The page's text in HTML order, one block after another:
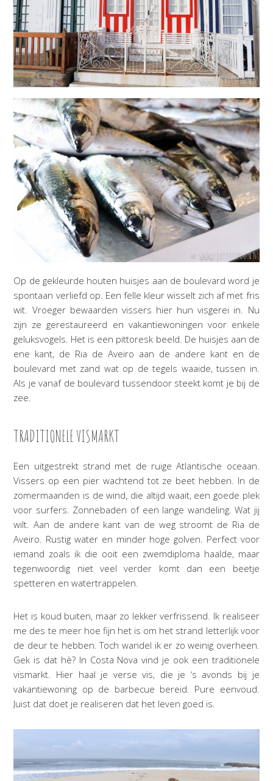
Op de gekleurde houten huisjes aan de boulevard word je
spontaan verliefd op. Een felle kleur wisselt zich af met fris
wit. Vroeger bewaarden vissers hier hun visgerei in. Nu
zijn ze gerestaureerd en vakantiewoningen voor enkele
geluksvogels. Het is een pittoresk beeld. De huisjes aan de
ene kant, de Ria de Aveiro aan de andere kant en de
boulevard met zand wat op de tegels waaide, tussen in.
Als je vanaf de boulevard tussendoor steekt komt je bij de
zee.
TRADITIONELE VISMARKT
Een uitgestrekt strand met de ruige Atlantische oceaan.
Vissers op een pier wachtend tot ze beet hebben. In de
zomermaanden is de wind, die altijd waait, een goede plek
voor surfers. Zonnebaden of een lange wandeling. Wat jij
wilt. Aan de andere kant van de weg stroomt de Ria de
Aveiro. Rustig water en minder hoge golven. Perfect voor
iemand zoals ik die ooit een zwemdiploma haalde, maar
tegenwoordig niet veel verder komt dan een beetje
spetteren en watertrappelen.
Het is koud buiten, maar zo lekker verfrissend. Ik realiseer
me des te meer hoe fijn het is om het strand letterlijk voor
de deur te hebben. Toch wandel ik er zo weinig overheen.
Gek is dat hè? In Costa Nova vind je ook een traditionele
vismarkt. Hier haal je verse vis, die je ‘s avonds bij je
vakantiewoning op de barbecue bereid. Pure eenvoud.
Juist dat doet je realiseren dat het leven goed is.